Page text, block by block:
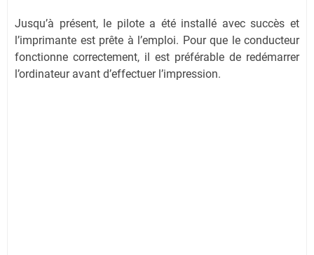
Jusqu’à présent, le pilote a été installé avec succès et
l’imprimante est prête à l’emploi. Pour que le conducteur
fonctionne correctement, il est préférable de redémarrer
l’ordinateur avant d’effectuer l’impression.